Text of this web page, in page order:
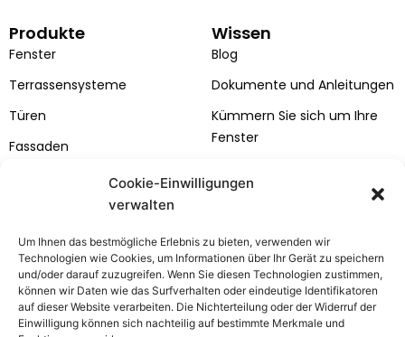
Cookie-Einwilligungen
verwalten
Um Ihnen das bestmögliche Erlebnis zu bieten, verwenden wir
Technologien wie Cookies, um Informationen über Ihr Gerät zu speichern
und/oder darauf zuzugreifen. Wenn Sie diesen Technologien zustimmen,
können wir Daten wie das Surfverhalten oder eindeutige Identifikatoren
auf dieser Website verarbeiten. Die Nichterteilung oder der Widerruf der
Einwilligung können sich nachteilig auf bestimmte Merkmale und
o
e
n
t
r
a
m
Produkte
Fenster
Terrassensysteme
Türen
Fassaden
Farben von Fenstern und
Wissen
Blog
Dokumente und Anleitungen
Kümmern Sie sich um Ihre
Fenster
Bertrand
Über das Unternehmen
Projekte
Kundenzone
Kontakt
Service-Anfrage